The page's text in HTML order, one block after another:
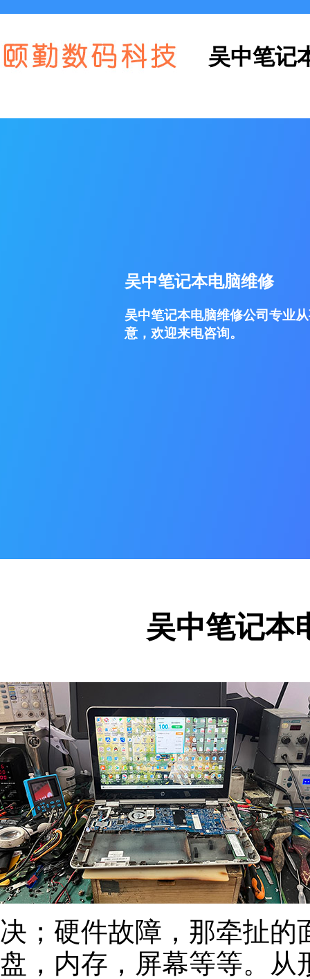
吴中笔记
吴中笔记本电脑维修
吴中笔记本电脑维修公司专业
意，欢迎来电咨询。
吴中笔记本
决；硬件故障，那牵扯的
盘，内存，屏幕等等。从